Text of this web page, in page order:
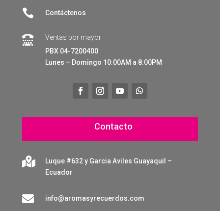
 Contáctenos

Ventas por mayor
PBX 04-7200400
Lunes – Domingo 10:00AM a 8:00PM
Contacto

Luque #632 y Garcia Aviles Guayaquil –
Ecuador
 info@aromasyrecuerdos.com